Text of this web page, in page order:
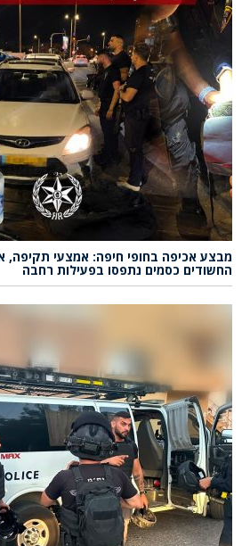
מבצע אכיפה בחופי חיפה: אמצעי תקיפה,
החשודים כסמים נתפסו בפעילות רחבה